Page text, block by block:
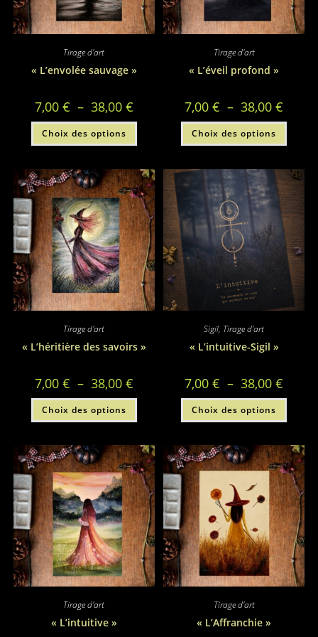
Tirage d'art
« L’envolée sauvage »
7,00 € – 38,00 €Plage
de
prix :
à
Choix des options
Ce
a
Les
options
peuvent
être
choisies
sur
la
page
du
produit
Tirage d'art
« L’éveil profond »
7,00€ – 38,00€
prix :
à
Choix des options
Ce
a
Les
page
du
Tirage d'art
« L’héritière des savoirs »
7,00 € – 38,00 €Plage
de
prix :
à
Choix des options
Ce
a
Les
options
peuvent
être
choisies
sur
la
page
du
produit
Sigil, Tirage d'art
« L’intuitive-Sigil »
7,00€ – 38,00€
prix :
à
Choix des options
Ce
a
Les
être
sur
la
page
du
Tirage d'art
« L’intuitive »
Tirage d'art
« L’Affranchie »